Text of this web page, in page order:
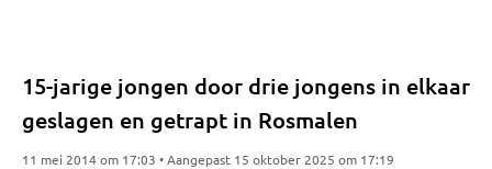
15-jarige jongen door drie jongens in elkaar
geslagen en getrapt in Rosmalen
11 mei 2014 om 17:03 • Aangepast 15 oktober 2025 om 17:19